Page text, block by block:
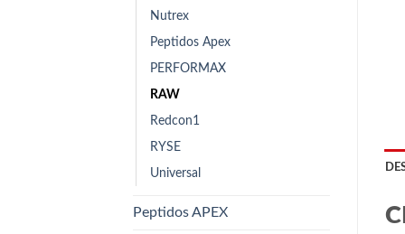
Nutrex
Peptidos Apex
PERFORMAX
RAW
Redcon1
RYSE
Universal
Peptidos APEX